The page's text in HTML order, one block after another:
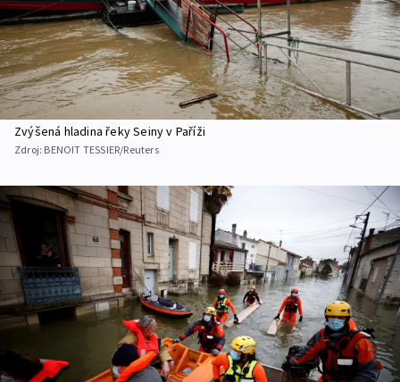
Zvýšená hladina řeky Seiny v Paříži
Zdroj: BENOIT TESSIER/Reuters